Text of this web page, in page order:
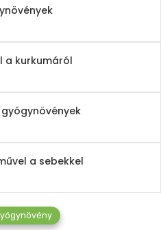
a kurkumáról
a sebekkel